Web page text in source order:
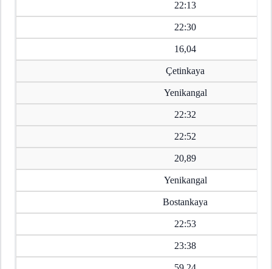
22:13
22:30
16,04
Çetinkaya
Yenikangal
22:32
22:52
20,89
Yenikangal
Bostankaya
22:53
23:38